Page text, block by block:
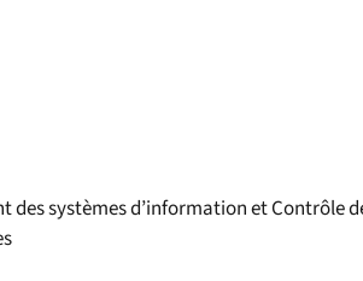
des systèmes d’information et Contrôle